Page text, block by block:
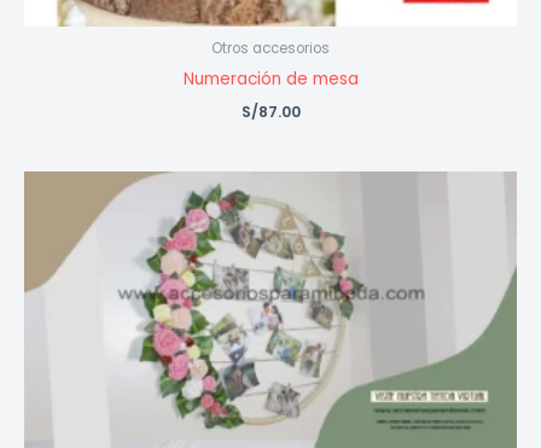
Otros accesorios
Numeración de mesa
S/87.00